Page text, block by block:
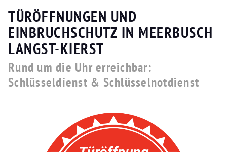
TÜRÖFFNUNGEN UND
EINBRUCHSCHUTZ IN MEERBUSCH
LANGST-KIERST
Rund um die Uhr erreichbar:
Schlüsseldienst & Schlüsselnotdienst